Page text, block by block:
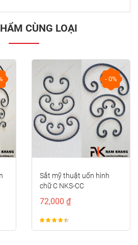
CÙNG LOẠI
- 0%
Sắt mỹ thuật uốn hình
chữ C NKS-CC
72,000 ₫